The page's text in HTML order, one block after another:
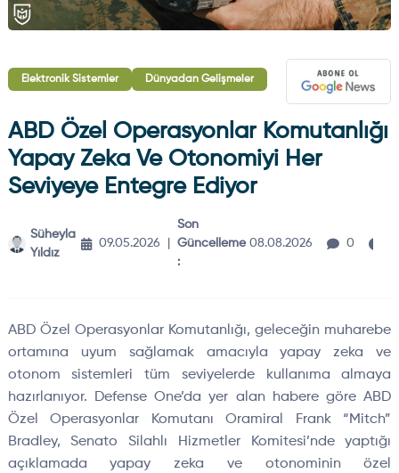
Elektronik Sistemler Dünyadan Gelişmeler
ABD Özel Operasyonlar Komutanlığı
Yapay Zeka Ve Otonomiyi Her
Seviyeye Entegre Ediyor
Süheyla
Yıldız
09.05.2026
Son
Güncelleme
:
08.08.2026 0
ABD Özel Operasyonlar Komutanlığı, geleceğin muharebe
ortamına uyum sağlamak amacıyla yapay zeka ve
otonom sistemleri tüm seviyelerde kullanıma almaya
hazırlanıyor. Defense One’da yer alan habere göre ABD
Özel Operasyonlar Komutanı Oramiral Frank “Mitch”
Bradley, Senato Silahlı Hizmetler Komitesi’nde yaptığı
açıklamada yapay zeka ve otonominin özel